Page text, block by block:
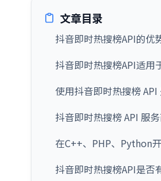
文章目录
抖音即时热搜榜API的优
抖音即时热搜榜API适用
使用抖音即时热搜榜 API
抖音即时热搜榜 API 服务
在C++、PHP、Python
抖音即时热搜榜API是否